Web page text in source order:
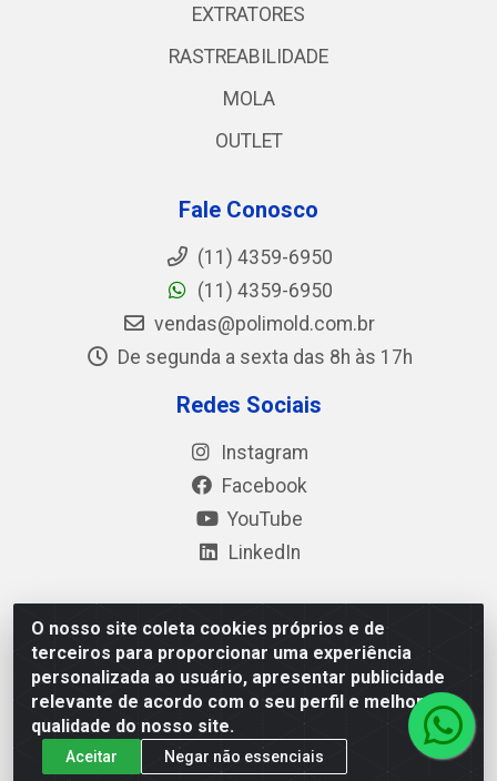
O nosso site coleta cookies próprios e de
terceiros para proporcionar uma experiência
personalizada ao usuário, apresentar publicidade
relevante de acordo com o seu perfil e melhorar a
qualidade do nosso site.
Aceitar Negar não essenciais
EXTRATORES
RASTREABILIDADE
MOLA
OUTLET
Fale Conosco
(11) 4359-6950
(11) 4359-6950
vendas@polimold.com.br
De segunda a sexta das 8h às 17h
Redes Sociais
Instagram
Facebook
YouTube
LinkedIn
Polimold Industrial Ltda - Estrada dos Casa, 4585 – São
Bernardo do Campo / SP – CEP: 09.840-000 - CNPJ
44.106.466/0001-41